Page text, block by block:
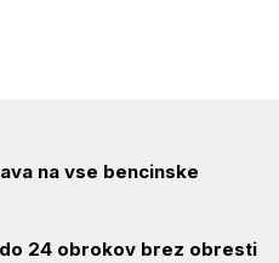
na vse bencinske
24 obrokov brez obresti